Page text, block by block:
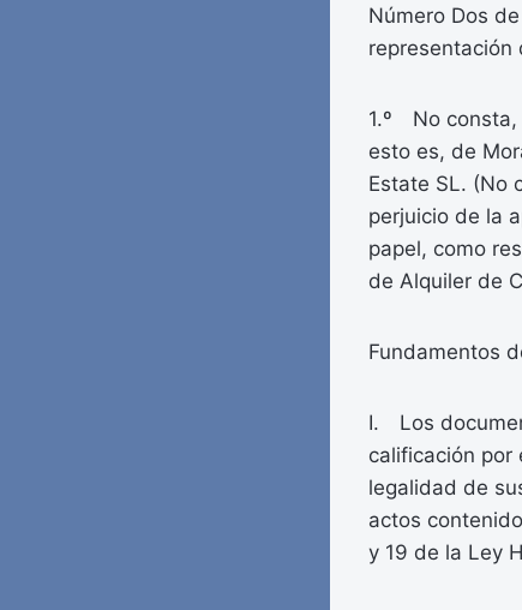
Número Dos
representación
1.º No consta,
esto es, de
Estate SL. (No
perjuicio de la
papel, como
de Alquiler de
Fundamentos
I. Los
calificación por
legalidad de
actos
y 19 de la Ley